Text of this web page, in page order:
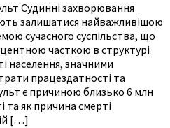
Судинні захворювання
залишатися найважливішою
сучасного суспільства, що
часткою в структурі
населення, значними
працездатності та
є причиною близько 6 млн
та як причина смерті
[…]